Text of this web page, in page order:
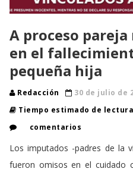
A proceso
en el
pequeña hija
Redacción
30 de julio de
Tiempo estimado de
comentarios
Los imputados -padres de la
fueron omisos en el cuidado